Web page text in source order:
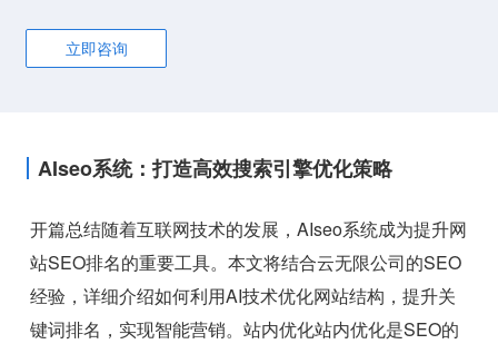
立即咨询
AIseo系统：打造高效搜索引擎优化策略
开篇总结随着互联网技术的发展，AIseo系统成为提升网
站SEO排名的重要工具。本文将结合云无限公司的SEO
经验，详细介绍如何利用AI技术优化网站结构，提升关
键词排名，实现智能营销。站内优化站内优化是SEO的